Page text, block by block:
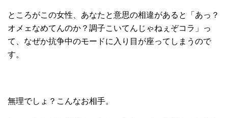
ところがこの女性、あなたと意思の相違があると「あっ？
オメェなめてんのか？調子こいてんじゃねぇぞコラ」っ
て、なぜか抗争中のモードに入り目が座ってしまうので
す。
無理でしょ？こんなお相手。